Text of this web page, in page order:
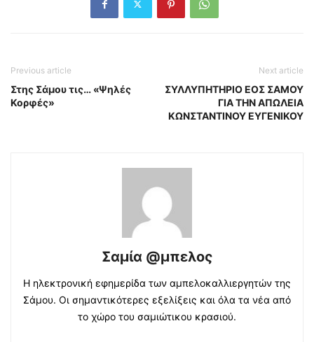
Previous article
Στης Σάμου τις… «Ψηλές
Κορφές»
Next article
ΣΥΛΛΥΠΗΤΗΡΙΟ ΕΟΣ ΣΑΜΟΥ
ΓΙΑ ΤΗΝ ΑΠΩΛΕΙΑ
ΚΩΝΣΤΑΝΤΙΝΟΥ ΕΥΓΕΝΙΚΟΥ
Σαμία @μπελος
Η ηλεκτρονική εφημερίδα των αμπελοκαλλιεργητών της
Σάμου. Οι σημαντικότερες εξελίξεις και όλα τα νέα από
το χώρο του σαμιώτικου κρασιού.